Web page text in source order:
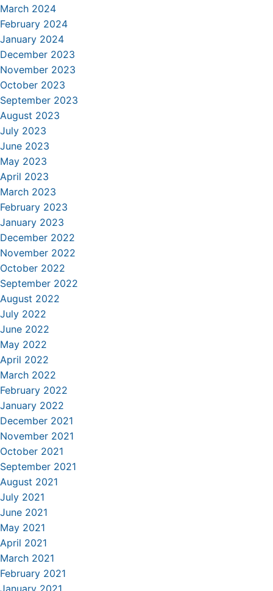
March 2024
February 2024
January 2024
December 2023
November 2023
October 2023
September 2023
August 2023
July 2023
June 2023
May 2023
April 2023
March 2023
February 2023
January 2023
December 2022
November 2022
October 2022
September 2022
August 2022
July 2022
June 2022
May 2022
April 2022
March 2022
February 2022
January 2022
December 2021
November 2021
October 2021
September 2021
August 2021
July 2021
June 2021
May 2021
April 2021
March 2021
February 2021
January 2021